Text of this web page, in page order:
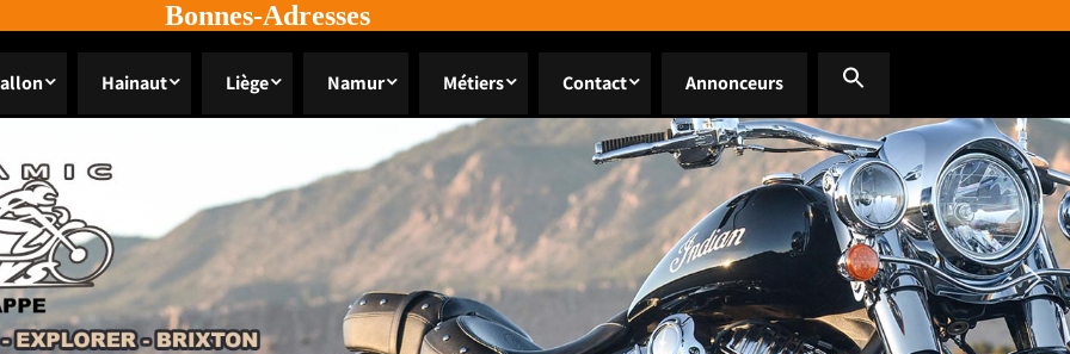
Bonnes-Adresses
Hainaut Liège Namur Métiers Contact Annonceurs